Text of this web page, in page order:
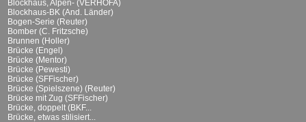
Blockhaus, Alpen- (VERHOFA)
Blockhaus-BK (And. Länder)
Bogen-Serie (Reuter)
Bomber (C. Fritzsche)
Brunnen (Holler)
Brücke (Engel)
Brücke (Mentor)
Brücke (Pewesti)
Brücke (SFFischer)
Brücke (Spielszene) (Reuter)
Brücke mit Zug (SFFischer)
Brücke, doppelt (BKF...
Brücke, etwas stilisiert...